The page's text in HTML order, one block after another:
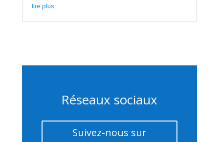
lire plus
Réseaux sociaux
Suivez-nous sur